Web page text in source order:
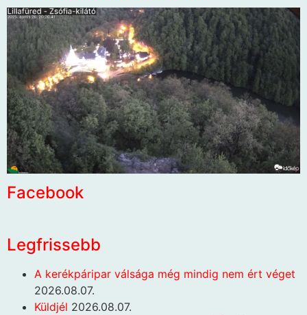
Facebook
Legfrissebb
A kerékpáripar válsága még mindig nem ért véget
2026.08.07.
Küldjél 2026.08.07.